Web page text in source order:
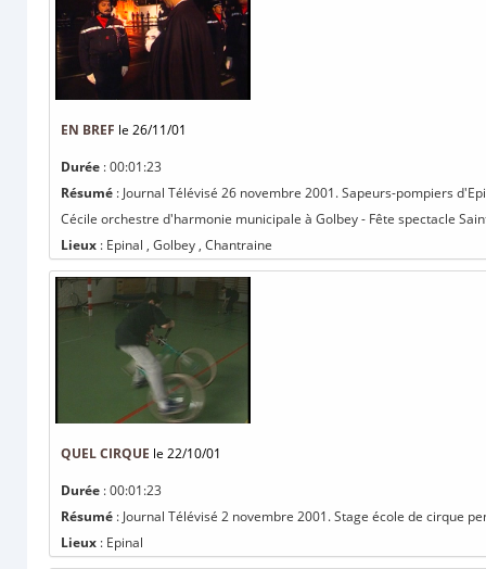
EN BREF le 26/11/01
Durée : 00:01:23
Résumé : Journal Télévisé 26 novembre 2001. Sapeurs-pompiers
Cécile orchestre d'harmonie municipale à Golbey - Fête spectacle
Lieux : Epinal , Golbey , Chantraine
QUEL CIRQUE le 22/10/01
Durée : 00:01:23
Résumé : Journal Télévisé 2 novembre 2001. Stage école de cirque
Lieux : Epinal